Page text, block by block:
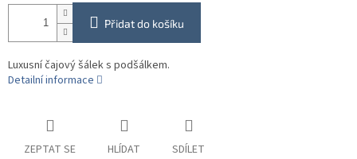
Přidat do košíku
Luxusní čajový šálek s podšálkem.
Detailní informace
ZEPTAT SE HLÍDAT SDÍLET